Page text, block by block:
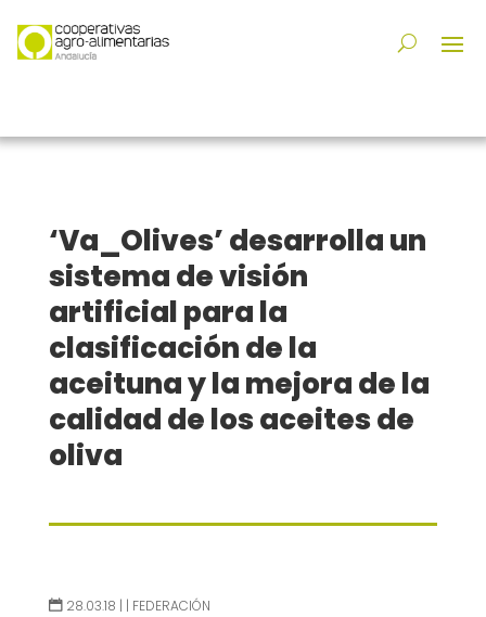
‘Va_Olives’ desarrolla un
sistema de visión
artificial para la
clasificación de la
aceituna y la mejora de la
calidad de los aceites de
oliva
28.03.18 | | FEDERACIÓN